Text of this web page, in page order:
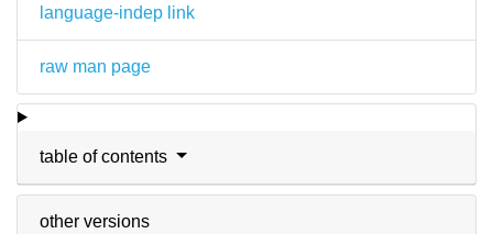
language-indep link
raw man page
table of contents
other versions